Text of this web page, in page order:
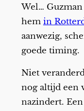
Wel… Guzman
hem in
aanwezig,
goede timing.
Niet
nog altijd een
nazindert.